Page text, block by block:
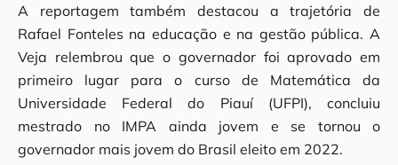
A reportagem também destacou a trajetória de
Rafael Fonteles na educação e na gestão pública. A
Veja relembrou que o governador foi aprovado em
primeiro lugar para o curso de Matemática da
Universidade Federal do Piauí (UFPI), concluiu
mestrado no IMPA ainda jovem e se tornou o
governador mais jovem do Brasil eleito em 2022.